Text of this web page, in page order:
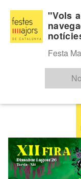
content
Última:
"Vols
Festa
No